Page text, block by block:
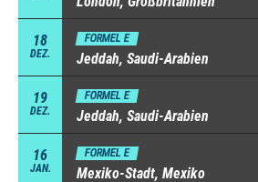
18
DEZ.
FORMEL E
Jeddah, Saudi-Arabien
19
DEZ.
FORMEL E
Jeddah, Saudi-Arabien
16
JAN.
FORMEL E
Mexiko-Stadt, Mexiko